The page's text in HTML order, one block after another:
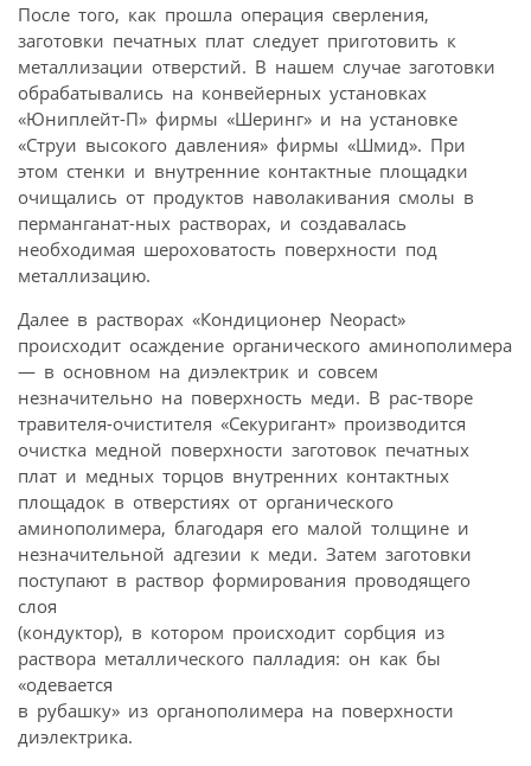
После того, как прошла операция сверления,
заготовки печатных плат следует приготовить к
металлизации отверстий. В нашем случае заготовки
обрабатывались на конвейерных установках
«Юниплейт-П» фирмы «Шеринг» и на установке
«Струи высокого давления» фирмы «Шмид». При
этом стенки и внутренние контактные площадки
очищались от продуктов наволакивания смолы в
перманганат-ных растворах, и создавалась
необходимая шероховатость поверхности под
металлизацию.
Далее в растворах «Кондиционер Neopact»
происходит осаждение органического аминополимера
— в основном на диэлектрик и совсем
незначительно на поверхность меди. В рас-творе
травителя-очистителя «Секуригант» производится
очистка медной поверхности заготовок печатных
плат и медных торцов внутренних контактных
площадок в отверстиях от органического
аминополимера, благодаря его малой толщине и
незначительной адгезии к меди. Затем заготовки
поступают в раствор формирования проводящего
слоя
(кондуктор), в котором происходит сорбция из
раствора металлического палладия: он как бы
«одевается
в рубашку» из органополимера на поверхности
диэлектрика.